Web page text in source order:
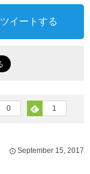
ツイートする
0 1
September 15, 2017